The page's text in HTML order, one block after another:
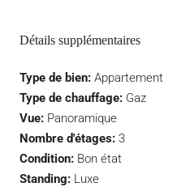
Détails supplémentaires
Type de bien: Appartement
Type de chauffage: Gaz
Vue: Panoramique
Nombre d'étages: 3
Condition: Bon état
Standing: Luxe